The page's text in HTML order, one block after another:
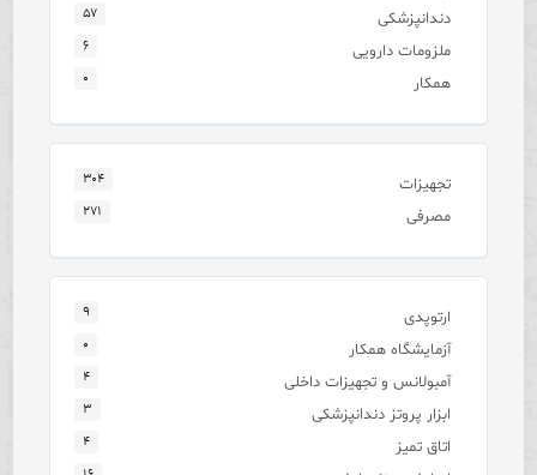
دندانپزشکی ۵۷
ملزومات دارویی ۶
همکار ۰
تجهیزات ۳۰۴
مصرفی ۲۷۱
ارتوپدی ۹
آزمایشگاه همکار ۰
آمبولانس و تجهیزات داخلی ۴
ابزار پروتز دندانپزشکی ۳
اتاق تمیز ۴